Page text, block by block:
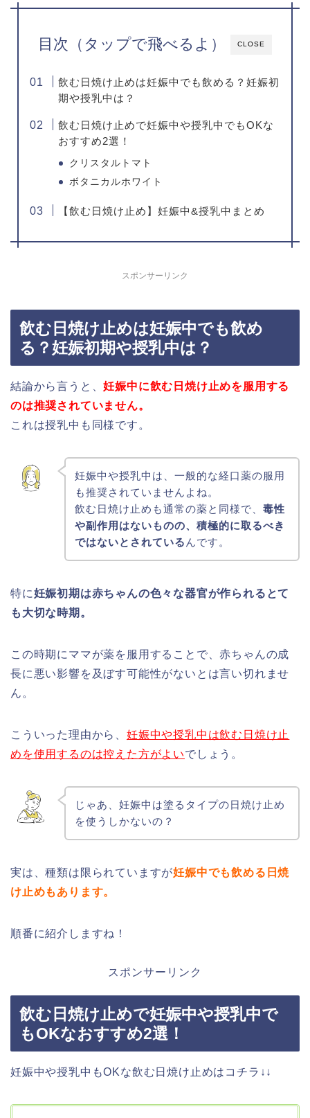
CLOSE
目次（タップで飛べるよ）
飲む日焼け止めは妊娠中でも飲める？妊娠初
期や授乳中は？
飲む日焼け止めで妊娠中や授乳中でもOKな
おすすめ2選！
クリスタルトマト
ボタニカルホワイト
【飲む日焼け止め】妊娠中&授乳中まとめ
スポンサーリンク
飲む日焼け止めは妊娠中でも飲め
る？妊娠初期や授乳中は？
結論から言うと、妊娠中に飲む日焼け止めを服用する
のは推奨されていません。
これは授乳中も同様です。
妊娠中や授乳中は、一般的な経口薬の服用
も推奨されていませんよね。
飲む日焼け止めも通常の薬と同様で、 毒性
や副作用はないものの、積極的に取るべき
ではないとされている んです。
特に妊娠初期は赤ちゃんの色々な器官が作られるとて
も大切な時期。
この時期にママが薬を服用することで、赤ちゃんの成
長に悪い影響を及ぼす可能性がないとは言い切れませ
ん。
こういった理由から、 妊娠中や授乳中は飲む日焼け止
めを使用するのは控えた方がよいでしょう。
じゃあ、妊娠中は塗るタイプの日焼け止め
を使うしかないの？
実は、種類は限られていますが妊娠中でも飲める日焼
け止めもあります。
順番に紹介しますね！
スポンサーリンク
飲む日焼け止めで妊娠中や授乳中で
もOKなおすすめ2選！
妊娠中や授乳中もOKな飲む日焼け止めはコチラ↓↓